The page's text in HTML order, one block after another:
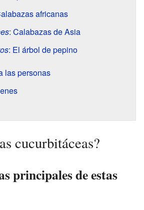
africanas
: Calabazas de Asia
: El árbol de pepino
las personas
cucurbitáceas?
principales de estas